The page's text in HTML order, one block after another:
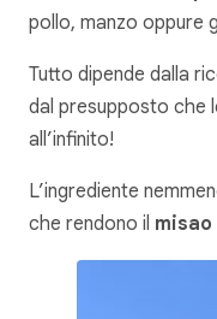
pollo, manzo oppure
Tutto dipende dalla
dal presupposto che
all’infinito!
L’ingrediente
che rendono il misao